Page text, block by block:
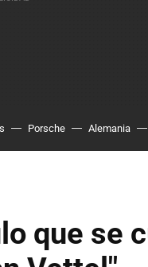
Porsche Alemania
que se